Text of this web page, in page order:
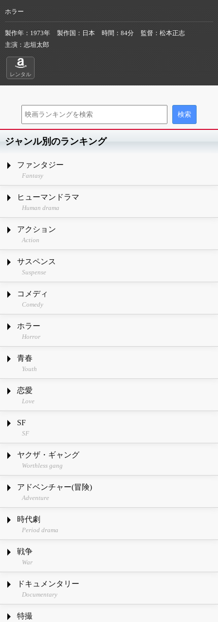
ホラー
製作年 1973年 製作国 日本 時間 84分 監督
松本正志
主演
志垣太郎
レンタル
ジャンル別のランキング
ファンタジー
Fantasy
ヒューマンドラマ
Human drama
アクション
Action
サスペンス
Suspense
コメディ
Comedy
ホラー
Horror
青春
Youth
恋愛
Love
SF
SF
ヤクザ・ギャング
Worthless gang
アドベンチャー(冒険)
Adventure
時代劇
Period drama
戦争
War
ドキュメンタリー
Documentary
特撮